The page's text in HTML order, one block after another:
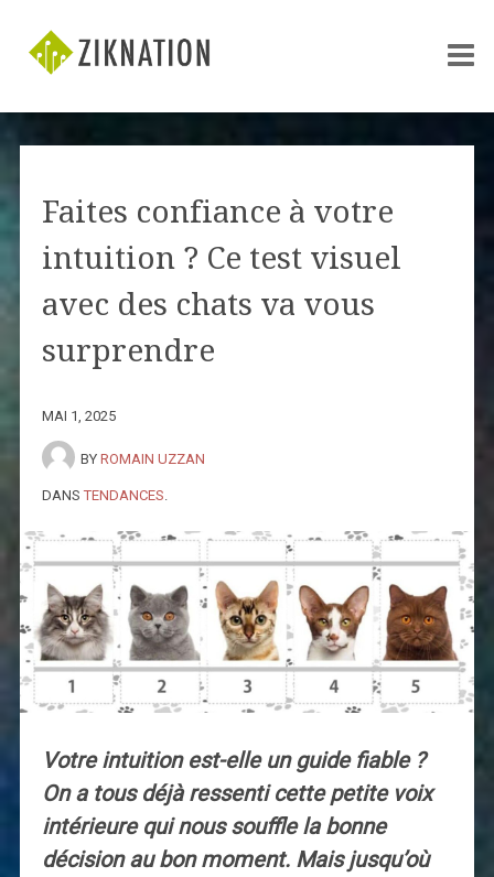
Faites confiance à votre
intuition ? Ce test visuel
avec des chats va vous
surprendre
MAI 1, 2025
BY ROMAIN UZZAN
DANS TENDANCES
Votre intuition est-elle un guide fiable ?
On a tous déjà ressenti cette petite voix
intérieure qui nous souffle la bonne
décision au bon moment. Mais jusqu’où